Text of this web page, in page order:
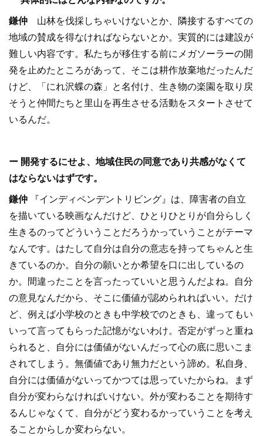
鎌仲 山林を伐採しちゃいけないとか、隣接するすべての
地域の賛成を得なければならないとか。実質的には建設が
難しい内容です。私たちが移住する前にメガソーラーの開
発を止めたところがあって、そこは耕作放棄地だったんだ
けど、「にれ沢蝶の森」と名付け、生き物の楽園を取り戻
そうと仲間たちと里山を再生させる活動をスタートさせて
いるんだ。
ー 開発するにせよ、地域住民の同意であり共感がなくて
はならないはずです。
鎌仲 『インディペンデントリビング』は、障害者の自立
を描いている映画なんだけど、ひとりひとりが自分らしく
生きるのってどういうことだろうかっていうことがテーマ
なんです。はたして自分は自分の意志を持ってちゃんと生
きているのか。自分の願いとか希望を口に出しているの
か。間違ったことを言ったっていいと思うんだよね。自分
の意見なんだから、そこに価値が認められればいい。だけ
ど、例えば小学校のときも中学校でのときも、違ってもい
いって言ってもらった記憶がないわけ。否定がずっと重ね
られると、自分には価値がないんだって心の底に思いこま
されてしまう。無価値であり無力だという諦め。私自身、
自分には価値がないってかつては思っていたからね。まず
自分が変わらなければいけない。外が変わることを期待す
るんじゃなくて、自分がどう変わるかっていうことを考え
ることからしか変わらない。